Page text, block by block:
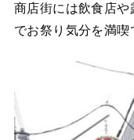
商店街には飲食店
でお祭り気分を満喫